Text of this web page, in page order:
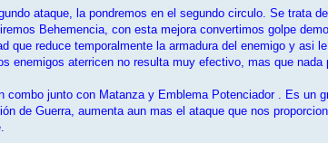
ataque, la pondremos en el segundo circulo. Se trata
Behemencia, con esta mejora convertimos golpe
que reduce temporalmente la armadura del enemigo y asi
enemigos aterricen no resulta muy efectivo, mas que
combo junto con Matanza y Emblema Potenciador . Es un
de Guerra, aumenta aun mas el ataque que nos